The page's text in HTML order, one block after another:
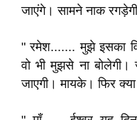
जाएंगे। सामने नाक
" रमेश....... मुझे इसका
वो भी मुझसे ना बोलेगी।
जाएगी। मायके। फिर